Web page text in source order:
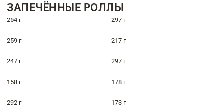
ЗАПЕЧЁННЫЕ РОЛЛЫ
254 г 297 г
259 г 217 г
247 г 297 г
158 г 178 г
292 г 173 г